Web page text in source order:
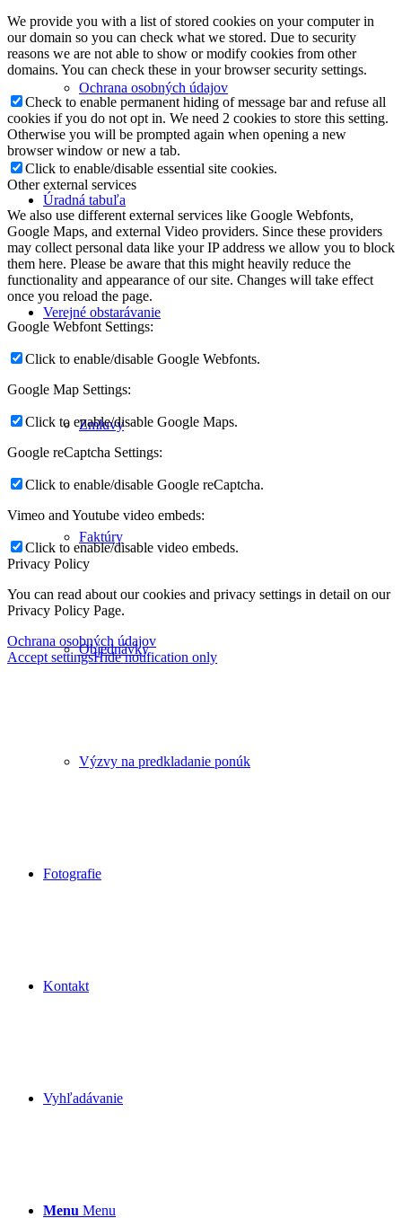
Ochrana osobných údajov
Úradná tabuľa
Verejné obstarávanie
Zmluvy
Faktúry
Objednávky
Výzvy na predkladanie ponúk
Fotografie
Kontakt
Vyhľadávanie
Menu Menu
We provide you with a list of stored cookies on your computer in
our domain so you can check what we stored. Due to security
reasons we are not able to show or modify cookies from other
domains. You can check these in your browser security settings.
Check to enable permanent hiding of message bar and refuse all
cookies if you do not opt in. We need 2 cookies to store this setting.
Otherwise you will be prompted again when opening a new
browser window or new a tab.
Click to enable/disable essential site cookies.
Other external services
We also use different external services like Google Webfonts,
Google Maps, and external Video providers. Since these providers
may collect personal data like your IP address we allow you to block
them here. Please be aware that this might heavily reduce the
functionality and appearance of our site. Changes will take effect
once you reload the page.
Google Webfont Settings:
Click to enable/disable Google Webfonts.
Google Map Settings:
Click to enable/disable Google Maps.
Google reCaptcha Settings:
Click to enable/disable Google reCaptcha.
Vimeo and Youtube video embeds:
Click to enable/disable video embeds.
Privacy Policy
You can read about our cookies and privacy settings in detail on our
Privacy Policy Page.
Ochrana osobných údajov
Accept settingsHide notification only